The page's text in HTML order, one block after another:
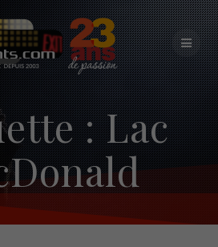
Skip
to
content
:Lac